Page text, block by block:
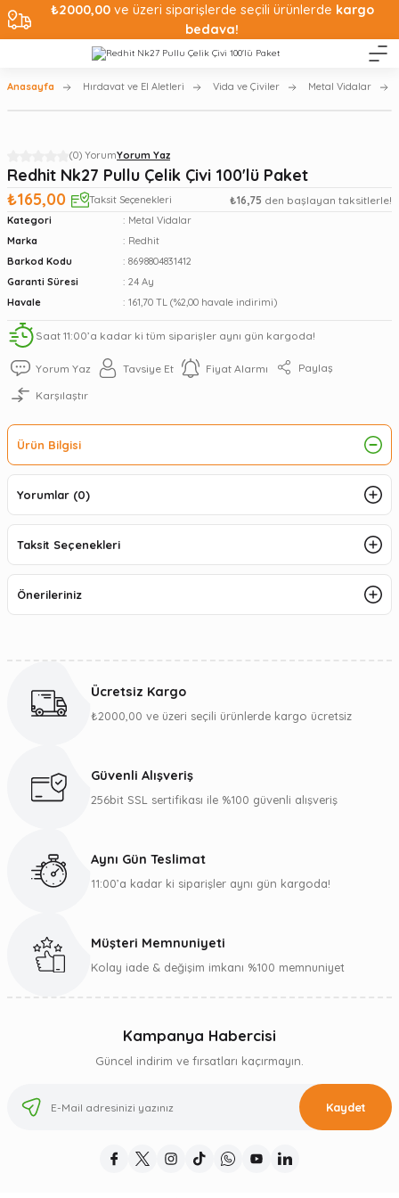
₺2000,00ve üzeri siparişlerde seçili ürünlerde kargo
bedava!
Anasayfa Hırdavat ve El Aletleri Vida ve Çiviler Metal Vidalar
(0) YorumYorum Yaz
Redhit Nk27 Pullu Çelik Çivi 100'lü Paket
₺165,00
Taksit Seçenekleri ₺16,75 den başlayan taksitlerle!
Kategori
Metal Vidalar
Marka
Redhit
Barkod Kodu
8698804831412
Garanti Süresi
24 Ay
Havale
161,70 TL (%2,00 havale indirimi)
Saat 11:00’a kadar ki tüm siparişler aynı gün kargoda!
Yorum Yaz Tavsiye Et Fiyat Alarmı Paylaş
Karşılaştır
Ürün Bilgisi
Yorumlar (0)
Taksit Seçenekleri
Önerileriniz
Ücretsiz Kargo
₺2000,00 ve üzeri seçili ürünlerde kargo ücretsiz
Güvenli Alışveriş
256bit SSL sertifikası ile %100 güvenli alışveriş
Aynı Gün Teslimat
11:00’a kadar ki siparişler aynı gün kargoda!
Müşteri Memnuniyeti
Kolay iade & değişim imkanı %100 memnuniyet
Kampanya Habercisi
Güncel indirim ve fırsatları kaçırmayın.
Kaydet